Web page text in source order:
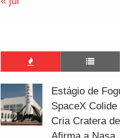
Estágio de
SpaceX
Cria Cratera
Afirma a Nasa